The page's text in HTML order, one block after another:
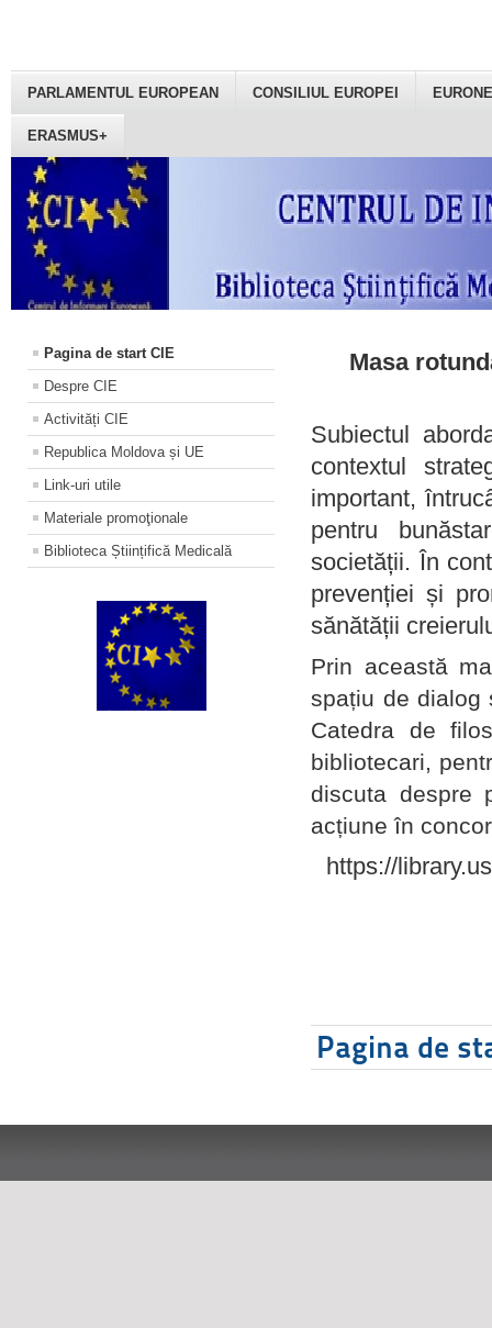
PARLAMENTUL EUROPEAN CONSILIUL EUROPEI
ERASMUS+
Pagina de start CIE
Despre CIE
Activități CIE
Republica Moldova și UE
Link-uri utile
Materiale promoţionale
Biblioteca Științifică Medicală
Masa
Subiectul
contextul
important,
pentru
societății. În
prevenției și
sănătății
Prin această
spațiu de dialog
Catedra de
bibliotecari,
discuta despre
acțiune în
https://
Pagina de